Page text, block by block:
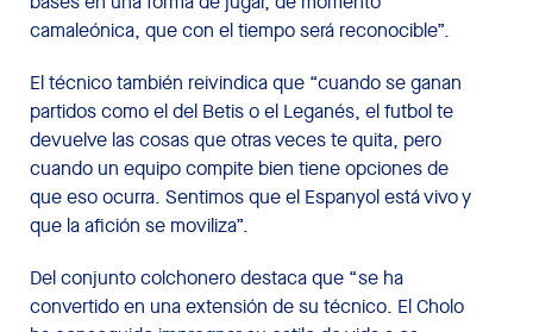
camaleónica, que con el tiempo será reconocible”.
El técnico también reivindica que “cuando se ganan
partidos como el del Betis o el Leganés, el futbol te
devuelve las cosas que otras veces te quita, pero
cuando un equipo compite bien tiene opciones de
que eso ocurra. Sentimos que el Espanyol está vivo y
que la afición se moviliza”.
Del conjunto colchonero destaca que “se ha
convertido en una extensión de su técnico. El Cholo